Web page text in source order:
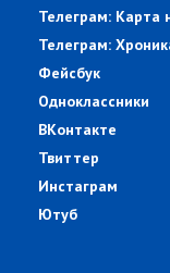
Телеграм: Карта
Телеграм:
Фейсбук
Одноклассники
ВКонтакте
Твиттер
Инстаграм
Ютуб